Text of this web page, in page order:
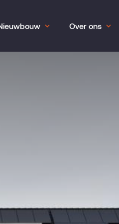
Over ons